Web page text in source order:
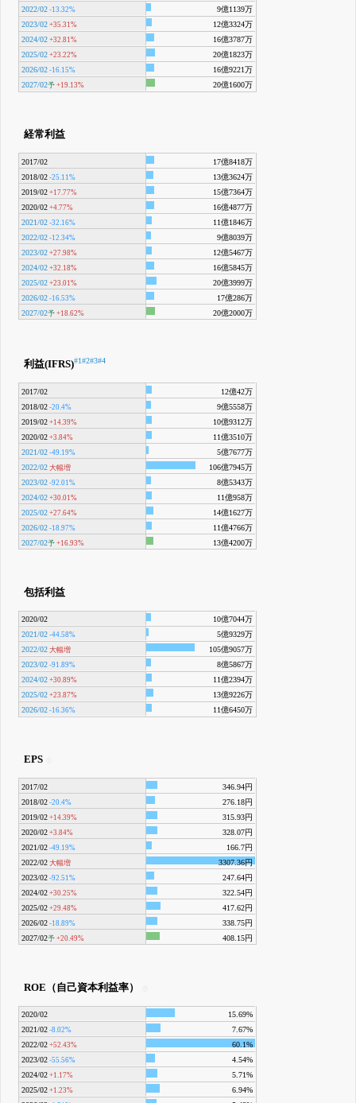
2022/02 -13.32%
9億1139万
2023/02 +35.31%
12億3324万
2024/02 +32.81%
16億3787万
2025/02 +23.22%
20億1823万
2026/02 -16.15%
16億9221万
2027/02予 +19.13% 20億1600万
経常利益
2017/02
17億8418万
2018/02 -25.11%
13億3624万
2019/02 +17.77%
15億7364万
2020/02 +4.77%
16億4877万
2021/02 -32.16%
11億1846万
2022/02 -12.34%
9億8039万
2023/02 +27.98%
12億5467万
2024/02 +32.18%
16億5845万
2025/02 +23.01%
20億3999万
2026/02 -16.53%
17億286万
2027/02予 +18.62% 20億2000万
利益(IFRS)#1#2#3#4
2017/02
12億42万
2018/02 -20.4%
9億5558万
2019/02 +14.39%
10億9312万
2020/02 +3.84%
11億3510万
2021/02 -49.19%
5億7677万
2022/02 大幅増
106億7945万
2023/02 -92.01%
8億5343万
2024/02 +30.01%
11億958万
2025/02 +27.64%
14億1627万
2026/02 -18.97%
11億4766万
2027/02予 +16.93% 13億4200万
包括利益
2020/02
10億7044万
2021/02 -44.58%
5億9329万
2022/02 大幅増
105億9057万
2023/02 -91.89%
8億5867万
2024/02 +30.89%
11億2394万
2025/02 +23.87%
13億9226万
2026/02 -16.36% 11億6450万
EPS
2017/02
346.94円
2018/02 -20.4%
276.18円
2019/02 +14.39%
315.93円
2020/02 +3.84%
328.07円
2021/02 -49.19%
166.7円
2022/02 大幅増
3307.36円
2023/02 -92.51%
247.64円
2024/02 +30.25%
322.54円
2025/02 +29.48%
417.62円
2026/02 -18.89%
338.75円
2027/02予 +20.49% 408.15円
ROE（自己資本利益率）
2020/02
15.69%
2021/02 -8.02%
7.67%
2022/02 +52.43%
60.1%
2023/02 -55.56%
4.54%
2024/02 +1.17%
5.71%
2025/02 +1.23%
6.94%